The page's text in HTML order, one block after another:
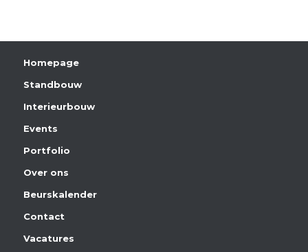
Homepage
Standbouw
Interieurbouw
Events
Portfolio
Over ons
Beurskalender
Contact
Vacatures